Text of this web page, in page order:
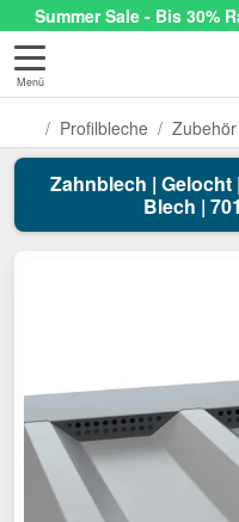
Summer Sale - Bis 30%
Menü
Profilbleche Zubehör
Zahnblech | Gelocht
Blech |